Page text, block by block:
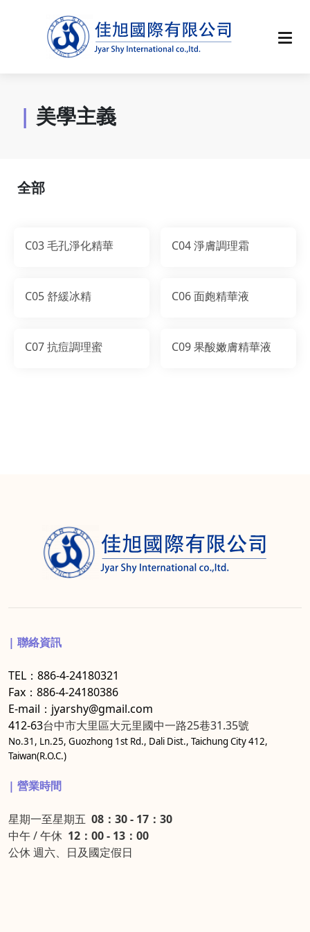
| 美學主義
C03 毛孔淨化精華 C04 淨膚調理霜
C05 舒緩冰精 C06 面皰精華液
C07 抗痘調理蜜 C09 果酸嫩膚精華液
全部
| 聯絡資訊
TEL：886-4-24180321
Fax：886-4-24180386
E-mail：jyarshy@gmail.com
412-63台中市大里區大元里國中一路25巷31.35號
No.31, Ln.25, Guozhong 1st Rd., Dali Dist., Taichung City 412,
Taiwan(R.O.C.)
| 營業時間
星期一至星期五 08：30 - 17：30
中午 / 午休 12：00 - 13：00
公休 週六、日及國定假日